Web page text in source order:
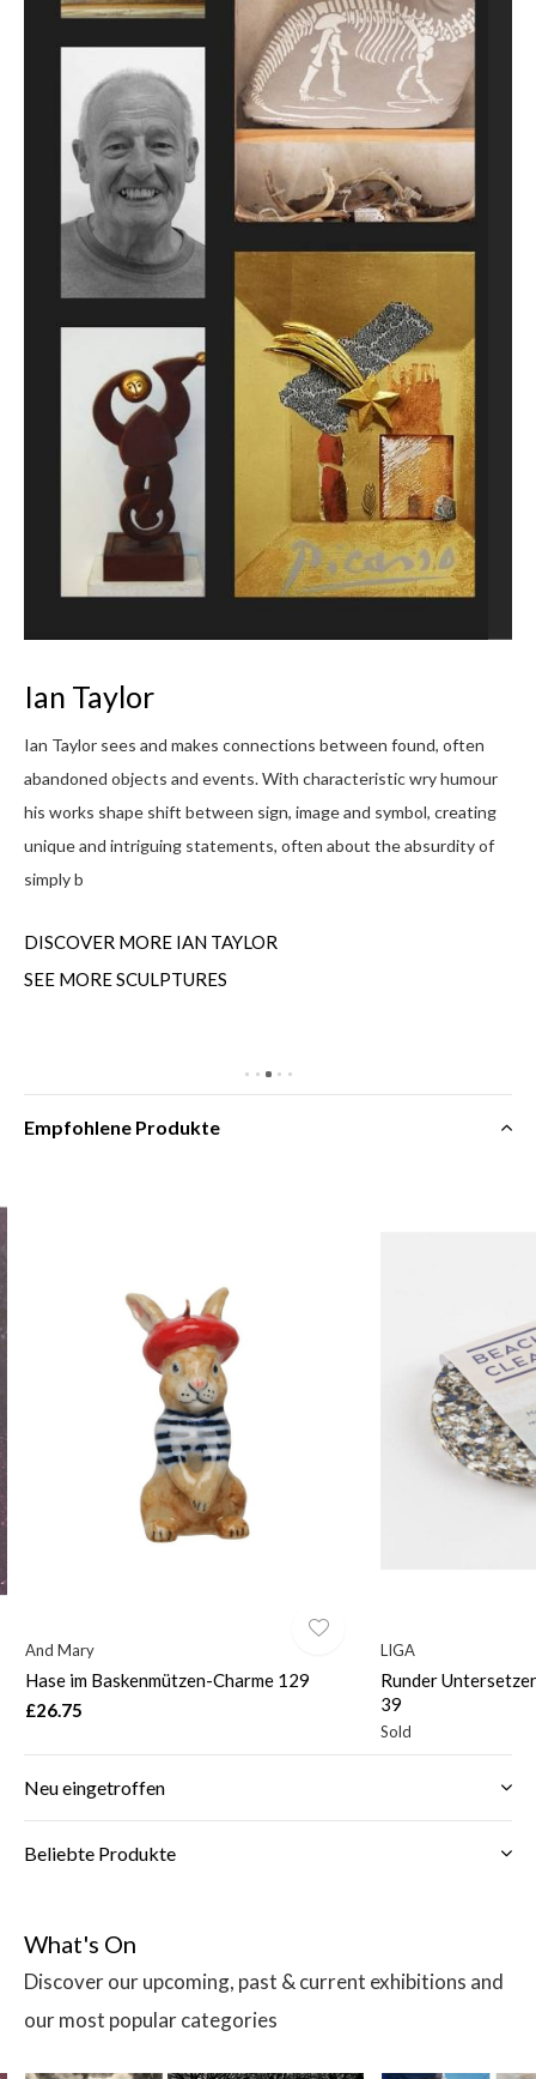
Ian Taylor
Ian Taylor sees and makes connections between found, often
abandoned objects and events. With characteristic wry humour
his works shape shift between sign, image and symbol, creating
unique and intriguing statements, often about the absurdity of
simply b
DISCOVER MORE IAN TAYLOR
SEE MORE SCULPTURES
Empfohlene Produkte
And Mary
Hase im Baskenmützen-Charme 129
£26.75
LIGA
Runder
39
Sold
Neu eingetroffen
Beliebte Produkte
What's On
Discover our upcoming, past & current exhibitions and
our most popular categories